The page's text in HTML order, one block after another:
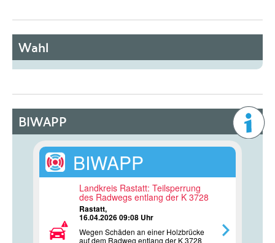
Wahl
BIWAPP
BIWAPP
Landkreis Rastatt: Teilsperrung
des Radwegs entlang der K 3728
Rastatt,
16.04.2026 09:08 Uhr
Wegen Schäden an einer Holzbrücke
auf dem Radweg entlang der K 3728